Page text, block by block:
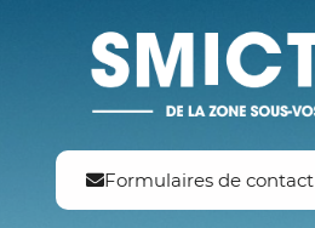
Formulaires de contact